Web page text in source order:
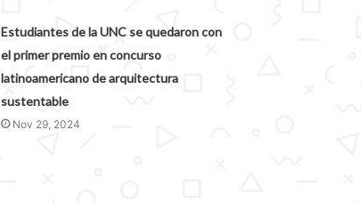
Estudiantes de la UNC se quedaron con
el primer premio en concurso
latinoamericano de arquitectura
sustentable
Nov 29, 2024